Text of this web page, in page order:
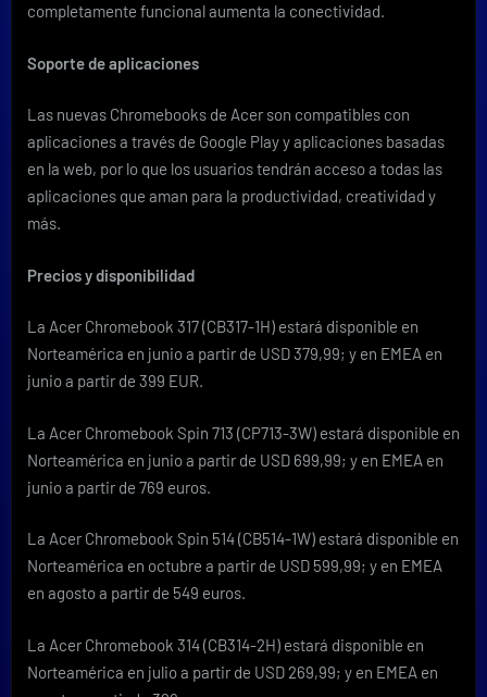
completamente funcional aumenta la conectividad.
Soporte de aplicaciones
Las nuevas Chromebooks de Acer son compatibles con
aplicaciones a través de Google Play y aplicaciones basadas
en la web, por lo que los usuarios tendrán acceso a todas las
aplicaciones que aman para la productividad, creatividad y
más.
Precios y disponibilidad
La Acer Chromebook 317 (CB317-1H) estará disponible en
Norteamérica en junio a partir de USD 379,99; y en EMEA en
junio a partir de 399 EUR.
La Acer Chromebook Spin 713 (CP713-3W) estará disponible en
Norteamérica en junio a partir de USD 699,99; y en EMEA en
junio a partir de 769 euros.
La Acer Chromebook Spin 514 (CB514-1W) estará disponible en
Norteamérica en octubre a partir de USD 599,99; y en EMEA
en agosto a partir de 549 euros.
La Acer Chromebook 314 (CB314-2H) estará disponible en
Norteamérica en julio a partir de USD 269,99; y en EMEA en